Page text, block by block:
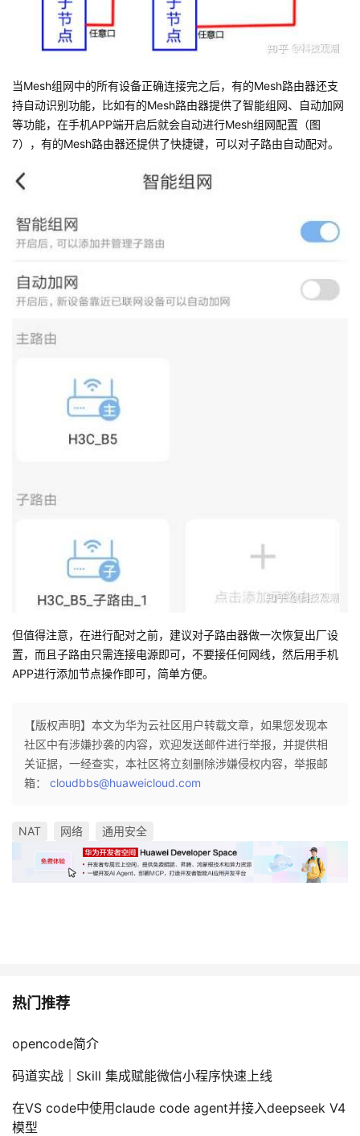
当Mesh组网中的所有设备正确连接完之后，有的Mesh路由器还支
持自动识别功能，比如有的Mesh路由器提供了智能组网、自动加网
等功能，在手机APP端开启后就会自动进行Mesh组网配置（图
7），有的Mesh路由器还提供了快捷键，可以对子路由自动配对。
但值得注意，在进行配对之前，建议对子路由器做一次恢复出厂设
置，而且子路由只需连接电源即可，不要接任何网线，然后用手机
APP进行添加节点操作即可，简单方便。
【版权声明】本文为华为云社区用户转载文章，如果您发现本
社区中有涉嫌抄袭的内容，欢迎发送邮件进行举报，并提供相
关证据，一经查实，本社区将立刻删除涉嫌侵权内容，举报邮
箱： cloudbbs@huaweicloud.com
NAT 网络 通用安全
热门推荐
opencode简介
码道实战｜Skill 集成赋能微信小程序快速上线
在VS code中使用claude code agent并接入deepseek V4
模型